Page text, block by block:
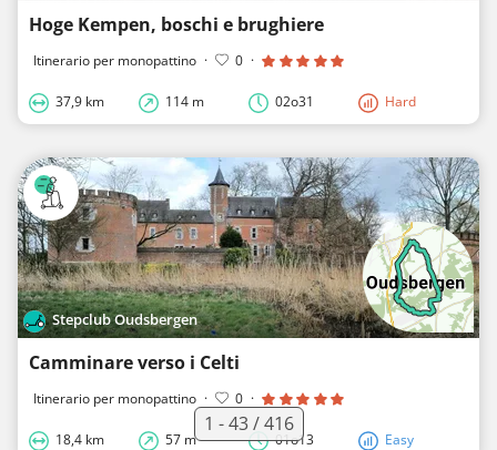
Hoge Kempen, boschi e brughiere
Itinerario per monopattino · 0 ·
37,9 km 114 m 02o31 Hard
Stepclub Oudsbergen
Camminare verso i Celti
Itinerario per monopattino · 0 ·
18,4 km 57 m 01o13 Easy
1 - 43 / 416